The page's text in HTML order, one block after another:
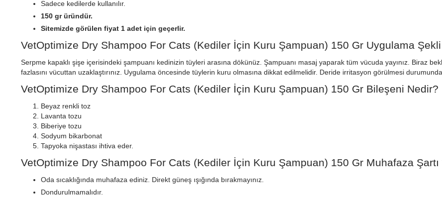
Sadece kedilerde kullanılır.
150 gr üründür.
Sitemizde görülen fiyat 1 adet için geçerlir.
VetOptimize Dry Shampoo For Cats (Kediler İçin Kuru Şampuan) 150 Gr Uygulama Şekli
Serpme kapaklı şişe içerisindeki şampuanı kedinizin tüyleri arasına dökünüz. Şampuanı masaj yaparak tüm vücuda yayınız. Biraz
fazlasını vücuttan uzaklaştırınız. Uygulama öncesinde tüylerin kuru olmasına dikkat edilmelidir. Deride irritasyon görülmesi
VetOptimize Dry Shampoo For Cats (Kediler İçin Kuru Şampuan) 150 Gr Bileşeni Nedir?
Beyaz renkli toz
Lavanta tozu
Biberiye tozu
Sodyum bikarbonat
Tapyoka nişastası ihtiva eder.
VetOptimize Dry Shampoo For Cats (Kediler İçin Kuru Şampuan) 150 Gr Muhafaza
Oda sıcaklığında muhafaza ediniz. Direkt güneş ışığında bırakmayınız.
Dondurulmamalıdır.